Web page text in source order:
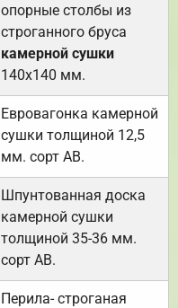
опорные столбы из
строганного бруса
камерной сушки
140х140 мм.
Евровагонка камерной
сушки толщиной 12,5
мм. сорт АВ.
Шпунтованная доска
камерной сушки
толщиной 35-36 мм.
сорт АВ.
Перила- строганая